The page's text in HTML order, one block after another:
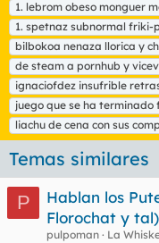
q
u
e
t
a
s
1. lebrom obeso monguer
1. spetnaz subnormal
bilbokoa nenaza llorica y
de steam a pornhub y
ignaciofdez insufrible
juego que se ha terminado
liachu de cena con sus
Temas similares
P
Hablan los
Florochat y tal)
pulpoman
La